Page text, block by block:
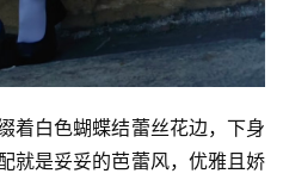
着白色蝴蝶结蕾丝花边，下身
就是妥妥的芭蕾风，优雅且娇